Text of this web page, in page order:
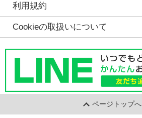
利用規約
Cookieの取扱いについて
ページトップへ